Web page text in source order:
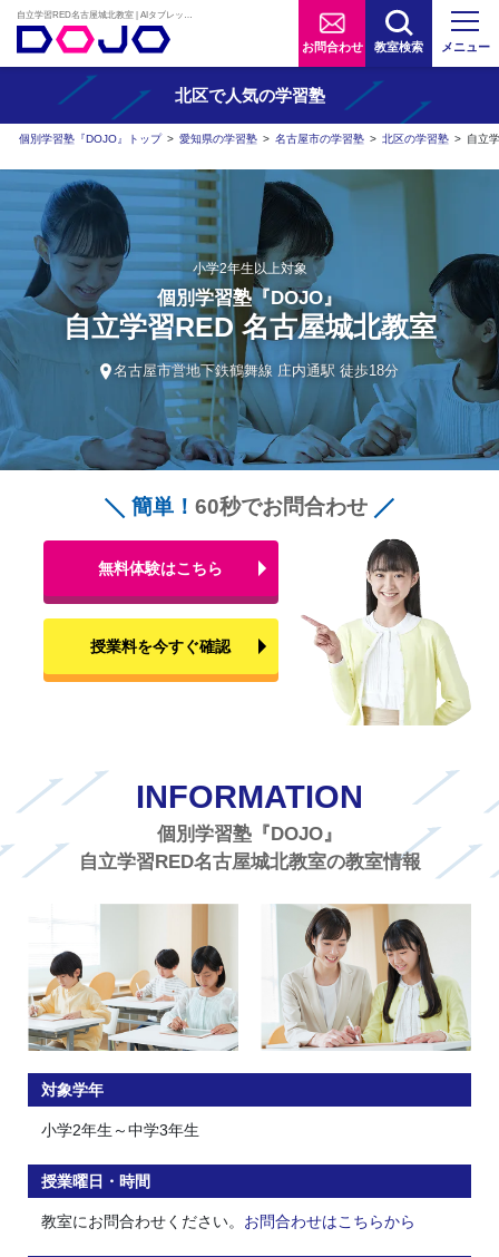
お問合わせ 教室検索 メニュー
北区で人気の学習塾
個別学習塾『DOJO』トップ > 愛知県の学習塾 > 名古屋市の学習塾 > 北区の学習塾 > 自立
小学2年生以上対象
個別学習塾『DOJO』
自立学習RED 名古屋城北教室
名古屋市営地下鉄鶴舞線 庄内通駅 徒歩18分
簡単！ 60秒でお問合わせ
無料体験はこちら
授業料を今すぐ確認
INFORMATION
個別学習塾『DOJO』
自立学習RED名古屋城北教室の教室情報
対象学年
小学2年生～中学3年生
授業曜日・時間
教室にお問合わせください。 お問合わせはこちらから